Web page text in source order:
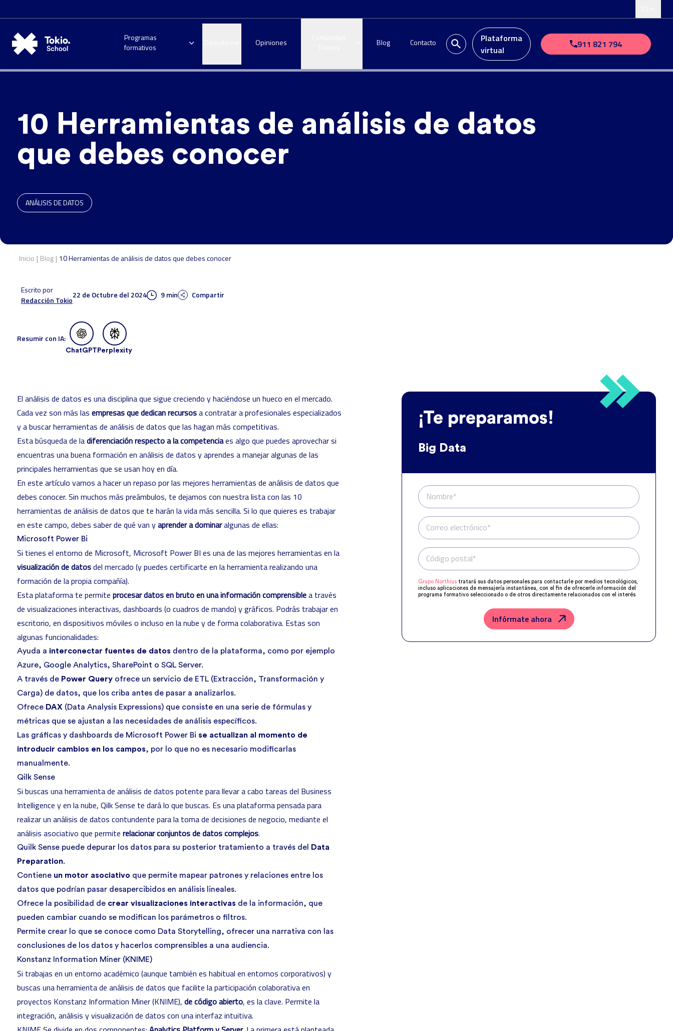
Programas
formativos
Opiniones Blog Contacto
Plataforma
virtual
911 821 794
10 Herramientas de análisis de datos
que debes conocer
ANÁLISIS DE DATOS
Inicio | Blog | 10 Herramientas de análisis de datos que debes conocer
Escrito por
Redacción Tokio
22 de Octubre del 2024 9 min Compartir
Resumir con IA:
ChatGPT Perplexity
El análisis de datos es una disciplina que sigue creciendo y haciéndose un hueco en el mercado.
Cada vez son más las empresas que dedican recursosa contratar a profesionales especializados
y a buscar herramientas de análisis de datos que las hagan más competitivas.
Esta búsqueda de ladiferenciación respecto a la competenciaes algo que puedes aprovechar si
encuentras una buena formación en análisis de datos y aprendes a manejar algunas de las
principales herramientas que se usan hoy en día.
En este artículo vamos a hacer un repaso por las mejores herramientas de análisis de datos que
debes conocer. Sin muchos más preámbulos, te dejamos con nuestra lista con las 10
herramientas de análisis de datos que te harán la vida más sencilla. Si lo que quieres es trabajar
en este campo, debes saber de qué van yaprender a dominaralgunas de ellas:
Microsoft Power Bi
Si tienes el entorno de Microsoft, Microsoft Power BI es una de las mejores herramientas en la
visualización de datosdel mercado (ypuedes certificarte en la herramienta realizando una
formación de la propia compañía).
Esta plataforma te permite procesar datos en bruto en una información comprensiblea través
de visualizaciones interactivas, dashboards (o cuadros de mando) y gráficos. Podrás trabajar en
escritorio, en dispositivos móviles o incluso en la nube y de forma colaborativa. Estas son
algunas funcionalidades:
Ayuda a interconectar fuentes de datos dentro de la plataforma, como por ejemplo
Azure, Google Analytics, SharePoint o SQL Server.
A través de Power Query ofrece un servicio de ETL (Extracción, Transformación y
Carga) de datos, que los criba antes de pasar a analizarlos.
Ofrece DAX (Data Analysis Expressions) que consiste en una serie de fórmulas y
métricas que se ajustan a las necesidades de análisis específicos.
Las gráficas y dashboards de Microsoft Power Bi se actualizan al momento de
introducir cambios en los campos, por lo que no es necesario modificarlas
manualmente.
Qilk Sense
Si buscas una herramienta de análisis de datos potente para llevar a cabo tareas del Business
Intelligence y en la nube, Qilk Sense te dará lo que buscas. Es una plataforma pensada para
realizar un análisis de datos contundente para la toma de decisiones de negocio, mediante el
análisis asociativo que permite relacionar conjuntos de datos complejos.
Quilk Sense puede depurar los datos para su posterior tratamiento a través del
Data
Preparation.
Contiene un motor asociativo que permite mapear patrones y relaciones entre los
datos que podrían pasar desapercibidos en análisis lineales.
Ofrece la posibilidad de crear visualizaciones interactivas de la información, que
pueden cambiar cuando se modifican los parámetros o filtros.
Permite crear lo que se conoce como Data Storytelling, ofrecer una narrativa con las
conclusiones de los datos y hacerlos comprensibles a una audiencia.
Konstanz Information Miner (KNIME)
Si trabajas en un entorno académico (aunque también es habitual en entornos corporativos) y
buscas una herramienta de análisis de datos que facilite la participación colaborativa en
proyectos Konstanz Information Miner (KNIME), de código abierto, es la clave. Permite la
integración, análisis y visualización de datos con una interfaz intuitiva.
¡Te preparamos!
Big Data
Nombre*
Correo electrónico*
Teléfono*
Código postal*
Grupo Northius tratará sus datos personales para contactarle por medios tecnológicos,
incluso aplicaciones de mensajería instantánea, con el fin de ofrecerle información del
programa formativo seleccionado o de otros directamente relacionados con el interés
Compartiremos su solicitud con las empresas que conforman el
objeto de que estas puedan hacerle llegar la mejor oferta de productos y servicios de
acuerdo a su petición. Quedan reconocidos los derechos de acceso, rectificación,
supresión, oposición, limitación, tal y como se explica en la
Política de Privacidad
Infórmate ahora